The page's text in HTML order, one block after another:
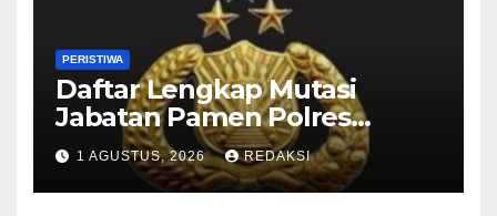
PERISTIWA
Daftar Lengkap Mutasi
Jabatan Pamen Polres
Jajaran Polda Jatim 2026
1 AGUSTUS, 2026 REDAKSI